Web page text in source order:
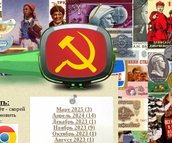
- скорей
Март 2025 (3)
Апрель 2024 (14)
Декабрь 2023 (1)
Ноябрь 2023 (9)
Октябрь 2023 (1)
Август 2023 (1)